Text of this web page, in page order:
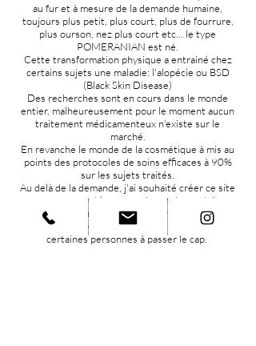
au fur et à mesure de la demande humaine,
toujours plus petit, plus court, plus de fourrure,
plus ourson, nez plus court etc... le type
POMERANIAN est né.
Cette transformation physique a entrainé chez
certains sujets une maladie: l'alopécie ou BSD
(Black Skin Disease)
Des recherches sont en cours dans le monde
entier, malheureusement pour le moment aucun
traitement médicamenteux n'existe sur le
marché.
En revanche le monde de la cosmétique à mis au
points des protocoles de soins efficaces à 90%
sur les sujets traités.
Au delà de la demande, j'ai souhaité créer ce site
pour y rassembler un maximum de produits
traitants mais aussi faciliter l'approvisionnement,
qui est souvent compliqué et décourage
certaines personnes à passer le cap.